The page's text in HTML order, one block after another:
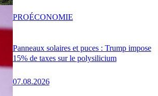
Panneaux solaires et puces : Trump impose
15% de taxes sur le polysilicium
07.08.2026
PROÉCONOMIE